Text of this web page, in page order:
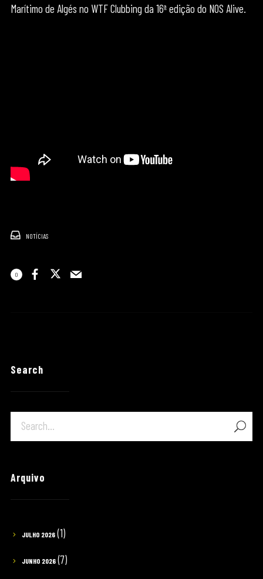
Marítimo de Algés no WTF Clubbing da 16ª edição do NOS Alive.
NOTÍCIAS
0
Search
Arquivo
JULHO 2026(1)
JUNHO 2026(7)